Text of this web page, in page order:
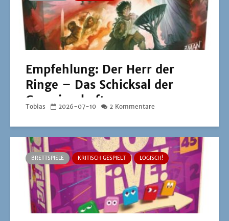
Empfehlung: Der Herr der
Ringe – Das Schicksal der
Gemeinschaft
Tobias 2026-07-10 2 Kommentare
BRETTSPIELE KRITISCH GESPIELT LOGISCH!